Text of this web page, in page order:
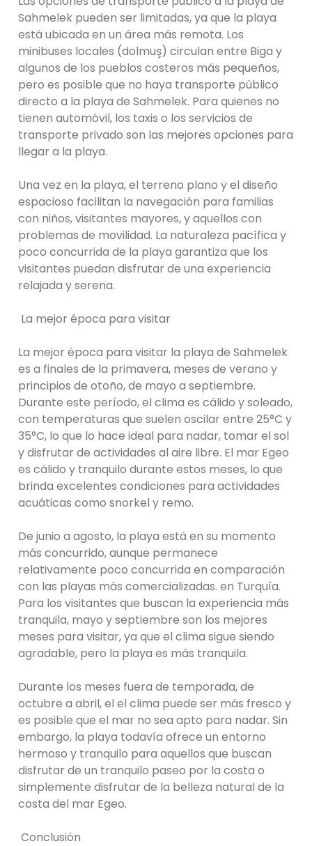
Sahmelek pueden ser limitadas, ya que la playa
está ubicada en un área más remota. Los
minibuses locales (dolmuş) circulan entre Biga y
algunos de los pueblos costeros más pequeños,
pero es posible que no haya transporte público
directo a la playa de Sahmelek. Para quienes no
tienen automóvil, los taxis o los servicios de
transporte privado son las mejores opciones para
llegar a la playa.
Una vez en la playa, el terreno plano y el diseño
espacioso facilitan la navegación para familias
con niños, visitantes mayores, y aquellos con
problemas de movilidad. La naturaleza pacífica y
poco concurrida de la playa garantiza que los
visitantes puedan disfrutar de una experiencia
relajada y serena.
La mejor época para visitar
La mejor época para visitar la playa de Sahmelek
es a finales de la primavera, meses de verano y
principios de otoño, de mayo a septiembre.
Durante este período, el clima es cálido y soleado,
con temperaturas que suelen oscilar entre 25°C y
35°C, lo que lo hace ideal para nadar, tomar el sol
y disfrutar de actividades al aire libre. El mar Egeo
es cálido y tranquilo durante estos meses, lo que
brinda excelentes condiciones para actividades
acuáticas como snorkel y remo.
De junio a agosto, la playa está en su momento
más concurrido, aunque permanece
relativamente poco concurrida en comparación
con las playas más comercializadas. en Turquía.
Para los visitantes que buscan la experiencia más
tranquila, mayo y septiembre son los mejores
meses para visitar, ya que el clima sigue siendo
agradable, pero la playa es más tranquila.
Durante los meses fuera de temporada, de
octubre a abril, el el clima puede ser más fresco y
es posible que el mar no sea apto para nadar. Sin
embargo, la playa todavía ofrece un entorno
hermoso y tranquilo para aquellos que buscan
disfrutar de un tranquilo paseo por la costa o
simplemente disfrutar de la belleza natural de la
costa del mar Egeo.
Conclusión